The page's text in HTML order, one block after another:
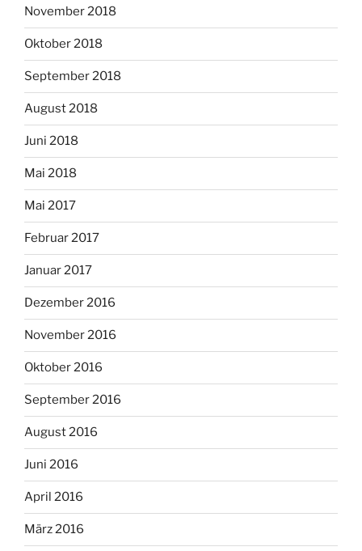
November 2018
Oktober 2018
September 2018
August 2018
Juni 2018
Mai 2018
Mai 2017
Februar 2017
Januar 2017
Dezember 2016
November 2016
Oktober 2016
September 2016
August 2016
Juni 2016
April 2016
März 2016